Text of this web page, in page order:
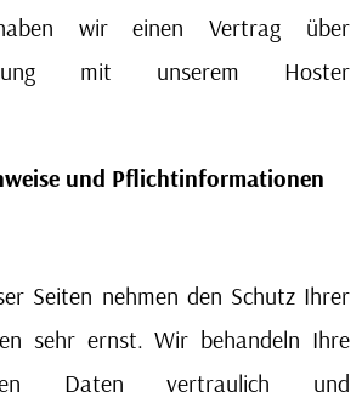
wir einen Vertrag über
mit unserem Hoster
und Pflichtinformationen
Seiten nehmen den Schutz Ihrer
sehr ernst. Wir behandeln Ihre
Daten vertraulich und